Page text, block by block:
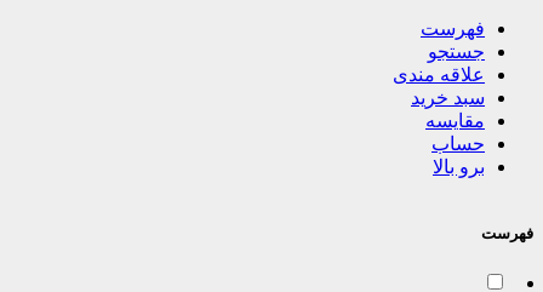
فهرست
جستجو
علاقه مندی
سبد خرید
مقایسه
حساب
برو بالا
فهرست